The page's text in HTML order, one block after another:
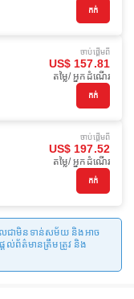
កក់
ចាប់ផ្ដើមពី
US$ 157.81
តម្លៃ/ អ្នកដំណើរ
កក់
ចាប់ផ្ដើមពី
US$ 197.52
តម្លៃ/ អ្នកដំណើរ
កក់
លជាមិនទាន់សម័យ និងអាច
ល់ព័ត៌មានត្រឹមត្រូវ និង